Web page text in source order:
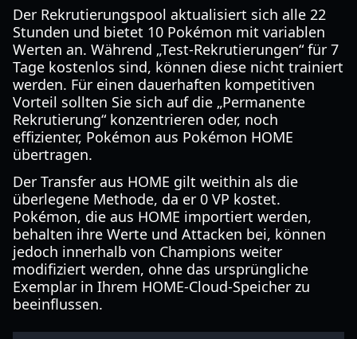
Der Rekrutierungspool aktualisiert sich alle 22
Stunden und bietet 10 Pokémon mit variablen
Werten an. Während „Test-Rekrutierungen“ für 7
Tage kostenlos sind, können diese nicht trainiert
werden. Für einen dauerhaften kompetitiven
Vorteil sollten Sie sich auf die „Permanente
Rekrutierung“ konzentrieren oder, noch
effizienter, Pokémon aus Pokémon HOME
übertragen.
Der Transfer aus HOME gilt weithin als die
überlegene Methode, da er 0 VP kostet.
Pokémon, die aus HOME importiert werden,
behalten ihre Werte und Attacken bei, können
jedoch innerhalb von Champions weiter
modifiziert werden, ohne das ursprüngliche
Exemplar in Ihrem HOME-Cloud-Speicher zu
beeinflussen.